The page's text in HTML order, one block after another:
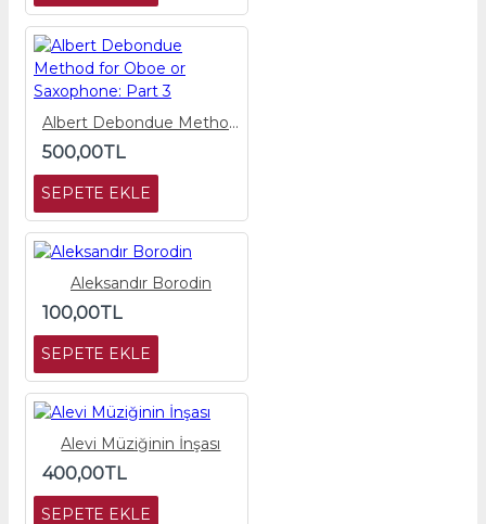
Albert Debondue Method for Oboe or Saxophone: Part 3
500,00TL
SEPETE EKLE
Aleksandır Borodin
100,00TL
SEPETE EKLE
Alevi Müziğinin İnşası
400,00TL
SEPETE EKLE